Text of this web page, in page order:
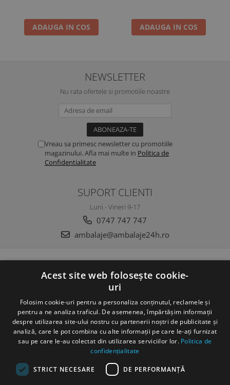
ADAUGA IN COS ADAUGA IN COS
NEWSLETTER
Nu rata ofertele si promotiile noastre
Vreau sa primesc newsletter cu promotiile
magazinului. Afla mai multe in Politica de
Confidentialitate
SUPORT CLIENTI
Luni - Vineri 9-17
0747 747 747
ambalaje@ambalaje24h.ro
CLIENTI
DATE COMERCIALE
Acest site web folosește cookie-
uri
Folosim cookie-uri pentru a personaliza conținutul, reclamele și
pentru a ne analiza traficul. De asemenea, împărtășim informații
despre utilizarea site-ului nostru cu partenerii noștri de publicitate și
analiză, care le pot combina cu alte informații pe care le-ați furnizat
sau pe care le-au colectat din utilizarea serviciilor lor. Politica de
confidențialitate
STRICT NECESARE DE PERFORMANȚĂ